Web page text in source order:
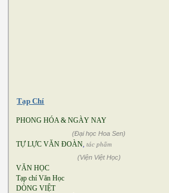
Tạp Chí
PHONG HÓA & NGÀY NAY
(Đại học Hoa Sen)
TỰ LỰC VĂN ĐOÀN, tác phẩm
(Viện Việt Học)
VĂN HỌC
Tạp chí Văn Học
DÒNG VIỆT